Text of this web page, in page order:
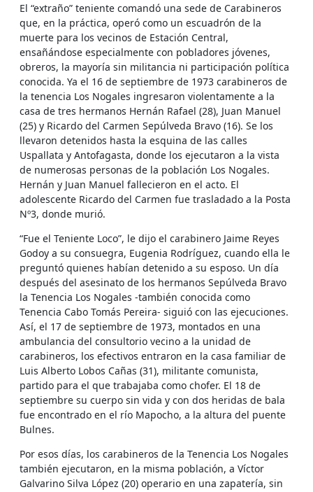
El “extraño” teniente comandó una sede de Carabineros
que, en la práctica, operó como un escuadrón de la
muerte para los vecinos de Estación Central,
ensañándose especialmente con pobladores jóvenes,
obreros, la mayoría sin militancia ni participación política
conocida. Ya el 16 de septiembre de 1973 carabineros de
la tenencia Los Nogales ingresaron violentamente a la
casa de tres hermanos Hernán Rafael (28), Juan Manuel
(25) y Ricardo del Carmen Sepúlveda Bravo (16). Se los
llevaron detenidos hasta la esquina de las calles
Uspallata y Antofagasta, donde los ejecutaron a la vista
de numerosas personas de la población Los Nogales.
Hernán y Juan Manuel fallecieron en el acto. El
adolescente Ricardo del Carmen fue trasladado a la Posta
Nº3, donde murió.
“Fue el Teniente Loco”, le dijo el carabinero Jaime Reyes
Godoy a su consuegra, Eugenia Rodríguez, cuando ella le
preguntó quienes habían detenido a su esposo. Un día
después del asesinato de los hermanos Sepúlveda Bravo
la Tenencia Los Nogales -también conocida como
Tenencia Cabo Tomás Pereira- siguió con las ejecuciones.
Así, el 17 de septiembre de 1973, montados en una
ambulancia del consultorio vecino a la unidad de
carabineros, los efectivos entraron en la casa familiar de
Luis Alberto Lobos Cañas (31), militante comunista,
partido para el que trabajaba como chofer. El 18 de
septiembre su cuerpo sin vida y con dos heridas de bala
fue encontrado en el río Mapocho, a la altura del puente
Bulnes.
Por esos días, los carabineros de la Tenencia Los Nogales
también ejecutaron, en la misma población, a Víctor
Galvarino Silva López (20) operario en una zapatería, sin